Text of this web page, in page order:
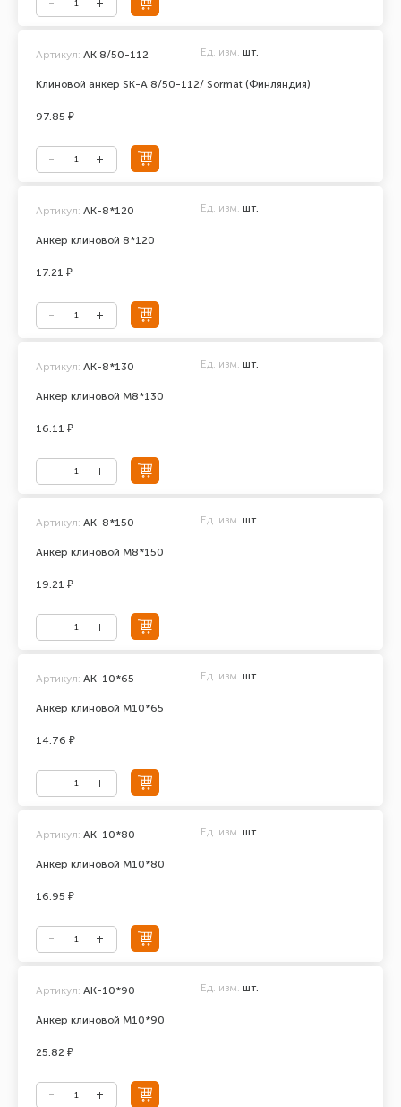
Клиновой анкер SK-A 8/50-112/ Sormat (Финляндия)
Артикул: AK 8/50-112 Ед. изм. шт.
97.85 ₽
Анкер клиновой 8*120
Артикул: АК-8*120 Ед. изм. шт.
17.21 ₽
Анкер клиновой М8*130
Артикул: АК-8*130 Ед. изм. шт.
16.11 ₽
Анкер клиновой М8*150
Артикул: АК-8*150 Ед. изм. шт.
19.21 ₽
Анкер клиновой М10*65
Артикул: АК-10*65 Ед. изм. шт.
14.76 ₽
Анкер клиновой М10*80
Артикул: АК-10*80 Ед. изм. шт.
16.95 ₽
Анкер клиновой М10*90
Артикул: АК-10*90 Ед. изм. шт.
25.82 ₽